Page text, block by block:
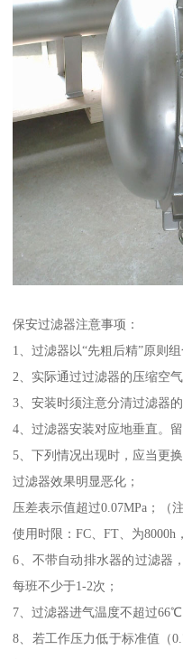
保安过滤器注意事项：
1、过滤器以“先粗后精”原则
2、实际通过过滤器的压缩空
3、安装时须注意分清过滤器
4、过滤器安装对应地垂直。
5、下列情况出现时，应当更换
过滤器效果明显恶化；
压差表示值超过0.07MPa；（
使用时限：FC、FT、为8000h
6、不带自动排水器的过滤器
每班不少于1-2次；
7、过滤器进气温度不超过66℃
8、若工作压力低于标准值（